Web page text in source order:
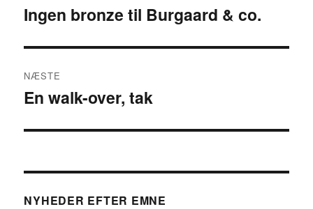
Forrige
Ingen bronze til Burgaard & co.
NÆSTE
Næste
En walk-over, tak
NYHEDER EFTER EMNE